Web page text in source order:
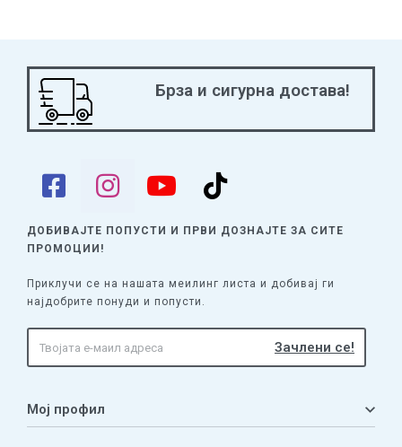
Брза и сигурна достава!
ДОБИВАЈТЕ ПОПУСТИ И ПРВИ ДОЗНАЈТЕ ЗА СИТЕ
ПРОМОЦИИ!
Приклучи се на нашата меилинг листа и добивај ги
најдобрите понуди и попусти.
Мој профил